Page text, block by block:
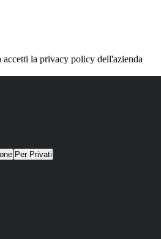
la privacy policy dell'azienda
Per Privati